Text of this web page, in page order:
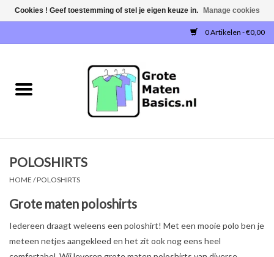
0 Artikelen - €0,00
NIEUW!
SWEATERS / SWEATVESTEN
POLOSHIRTS
JOGGINGBROEKEN
POLOSHIRTS
HOME /POLOSHIRTS
Grote maten poloshirts
Iedereen draagt weleens een poloshirt! Met een mooie polo ben je
meteen netjes aangekleed en het zit ook nog eens heel
Cookies ! Geef toestemming of stel je eigen keuze in. Manage cookies